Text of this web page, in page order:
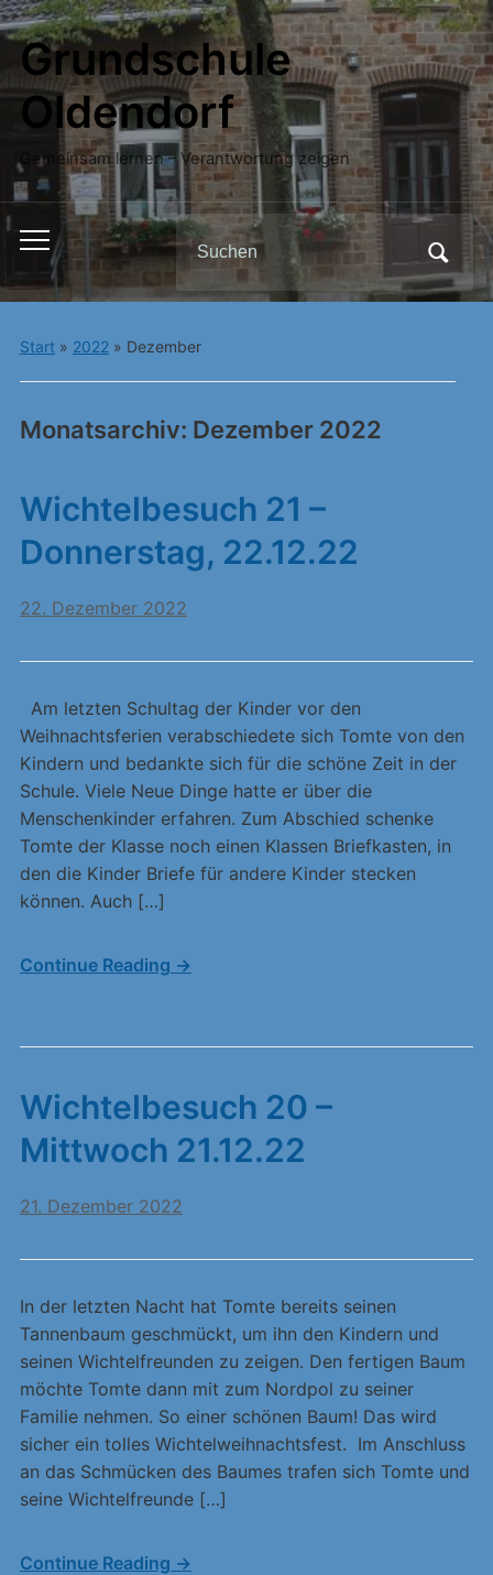
Grundschule
Oldendorf
Gemeinsam lernen – Verantwortung zeigen
Toggle
mobile
menu
Search
for:
Start » 2022 » Dezember
Monatsarchiv: Dezember 2022
Wichtelbesuch 21 –
Donnerstag, 22.12.22
22. Dezember 2022
Am letzten Schultag der Kinder vor den
Weihnachtsferien verabschiedete sich Tomte von den
Kindern und bedankte sich für die schöne Zeit in der
Schule. Viele Neue Dinge hatte er über die
Menschenkinder erfahren. Zum Abschied schenke
Tomte der Klasse noch einen Klassen Briefkasten, in
den die Kinder Briefe für andere Kinder stecken
können. Auch […]
Continue Reading →
Wichtelbesuch 20 –
Mittwoch 21.12.22
21. Dezember 2022
In der letzten Nacht hat Tomte bereits seinen
Tannenbaum geschmückt, um ihn den Kindern und
seinen Wichtelfreunden zu zeigen. Den fertigen Baum
möchte Tomte dann mit zum Nordpol zu seiner
Familie nehmen. So einer schönen Baum! Das wird
sicher ein tolles Wichtelweihnachtsfest. Im Anschluss
an das Schmücken des Baumes trafen sich Tomte und
seine Wichtelfreunde […]
Continue Reading →